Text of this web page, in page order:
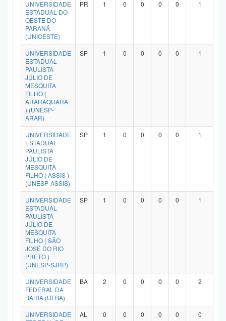
UNIVERSIDADE
ESTADUAL DO
OESTE DO
PARANÁ
(UNIOESTE)
PR 1 0 0 0 0 1
UNIVERSIDADE
ESTADUAL
PAULISTA
JÚLIO DE
MESQUITA
FILHO (
ARARAQUARA
) (UNESP-
ARAR)
SP 1 0 0 0 0 1
UNIVERSIDADE
ESTADUAL
PAULISTA
JÚLIO DE
MESQUITA
FILHO ( ASSIS )
(UNESP-ASSIS)
SP 1 0 0 0 0 1
UNIVERSIDADE
ESTADUAL
PAULISTA
JÚLIO DE
MESQUITA
FILHO ( SÃO
JOSÉ DO RIO
PRETO )
(UNESP-SJRP)
SP 1 0 0 0 0 1
UNIVERSIDADE
FEDERAL DA
BAHIA (UFBA)
BA 2 0 0 0 0 2
UNIVERSIDADE
AL 0 0 0 0 0 0